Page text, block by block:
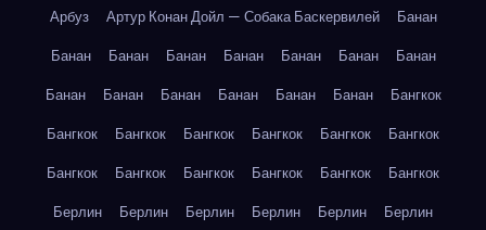
Арбуз
Артур Конан Дойл — Собака Баскервилей
Банан
Банан
Банан Банан Банан Банан Банан
Банан
Банан
Банан Банан Банан Банан Банан
Бангкок
Бангкок
Бангкок Бангкок Бангкок Бангкок
Бангкок
Бангкок
Бангкок Бангкок Бангкок Бангкок
Бангкок
Берлин
Берлин Берлин Берлин Берлин Берлин